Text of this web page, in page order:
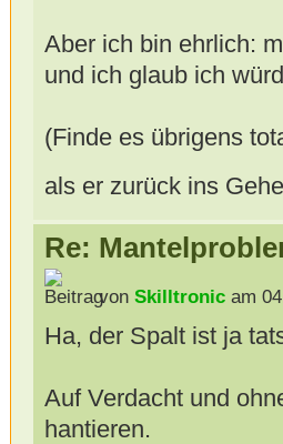
Aber ich bin ehrlich:
und ich glaub ich
(Finde es übrigens
als er zurück ins
Re:
von Skilltronicam
Ha, der Spalt ist ja
Auf Verdacht und
hantieren.